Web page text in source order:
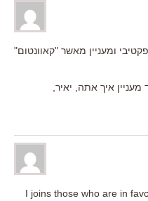
ומעניין מאשר "קאוונטום"
איך אתה, יאיר,
I joins those who are in